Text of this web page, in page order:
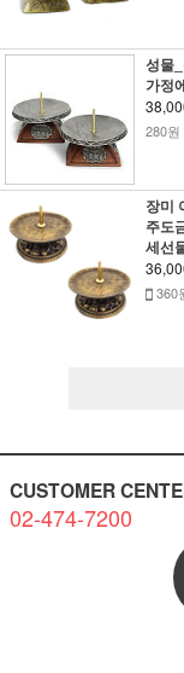
성물
가정
280원
장미
주도
세선
360
CUSTOMER
02-474-7200